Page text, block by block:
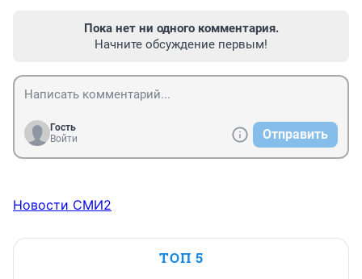
Пока нет ни одного комментария.
Начните обсуждение первым!
Гость
Войти
Отправить
Новости СМИ2
ТОП 5